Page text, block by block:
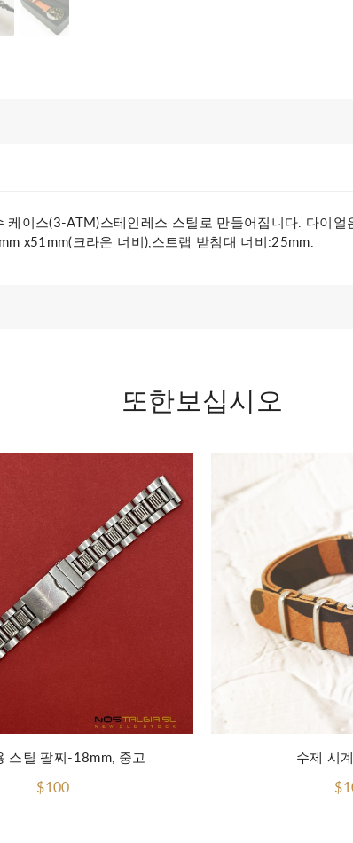
이스(3-ATM)스테인레스 스틸로 만들어집니다. 다이
x51mm(크라운 너비),스트랩 받침대 너비:25mm.
또한보십시오
스틸 팔찌-18mm, 중고
$100
수제 시